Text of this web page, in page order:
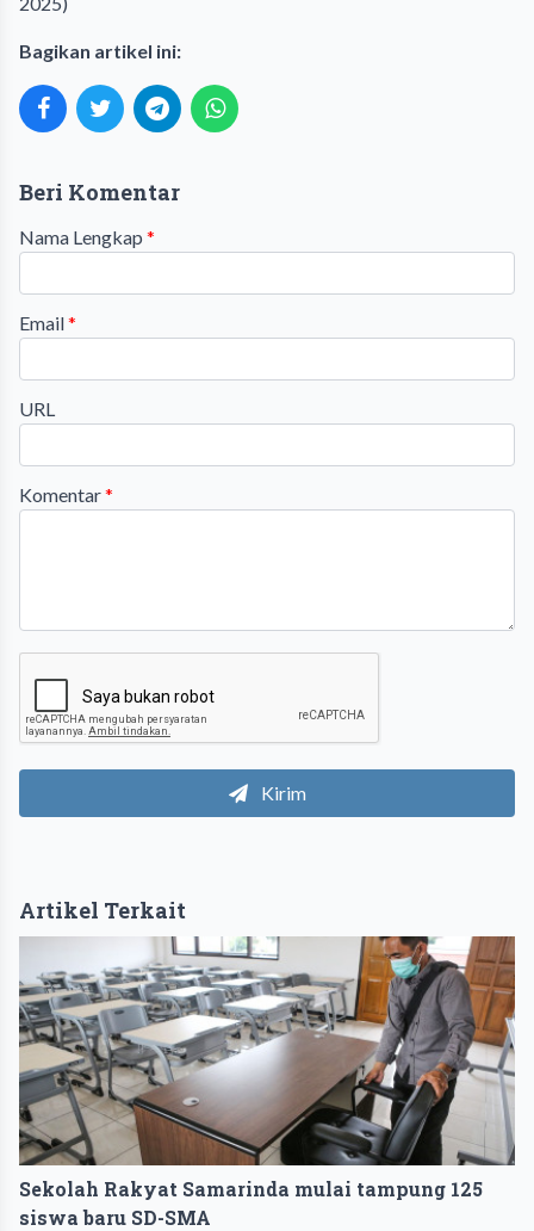
Bagikan artikel ini:
Beri Komentar
Nama Lengkap *
Email*
URL
Komentar*
Kirim
Artikel Terkait
Sekolah Rakyat Samarinda mulai tampung 125
siswa baru SD-SMA